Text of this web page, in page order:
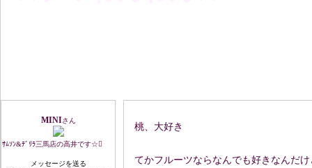
MINIさん
ｻﾑｿﾝ&ﾃﾞﾘﾗ三馬店の高井です☆
メッセージを送る
桃、大好き
てかフルーツならなんでも好きなんだけ